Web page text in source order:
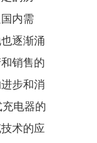
内需
逐渐涌
销售的
步和消
电器的
术的应